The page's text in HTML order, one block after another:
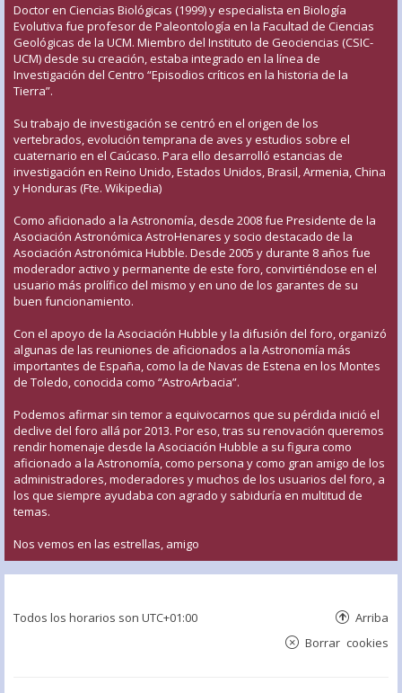
Doctor en Ciencias Biológicas (1999) y especialista en Biología
Evolutiva fue profesor de Paleontología en la Facultad de Ciencias
Geológicas de la UCM. Miembro del Instituto de Geociencias (CSIC-
UCM) desde su creación, estaba integrado en la línea de
Investigación del Centro “Episodios críticos en la historia de la
Tierra”.
Su trabajo de investigación se centró en el origen de los
vertebrados, evolución temprana de aves y estudios sobre el
cuaternario en el Caúcaso. Para ello desarrolló estancias de
investigación en Reino Unido, Estados Unidos, Brasil, Armenia, China
y Honduras (Fte. Wikipedia)
Como aficionado a la Astronomía, desde 2008 fue Presidente de la
Asociación Astronómica AstroHenares y socio destacado de la
Asociación Astronómica Hubble. Desde 2005 y durante 8 años fue
moderador activo y permanente de este foro, convirtiéndose en el
usuario más prolífico del mismo y en uno de los garantes de su
buen funcionamiento.
Con el apoyo de la Asociación Hubble y la difusión del foro, organizó
algunas de las reuniones de aficionados a la Astronomía más
importantes de España, como la de Navas de Estena en los Montes
de Toledo, conocida como “AstroArbacia”.
Podemos afirmar sin temor a equivocarnos que su pérdida inició el
declive del foro allá por 2013. Por eso, tras su renovación queremos
rendir homenaje desde la Asociación Hubble a su figura como
aficionado a la Astronomía, como persona y como gran amigo de los
administradores, moderadores y muchos de los usuarios del foro, a
los que siempre ayudaba con agrado y sabiduría en multitud de
temas.
Nos vemos en las estrellas, amigo
Todos los horarios son UTC+01:00 Arriba
Borrar cookies